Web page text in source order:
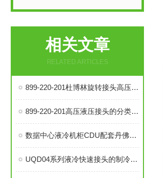
相关文章
RELATED ARTICLES
899-220-201杜博林旋转接头高压液压接头的安装、调试与维护技巧
899-220-201高压液压接头的分类和注意事项
数据中心液冷机柜CDU配套丹佛斯MBT3252 型温度传感器
UQD04系列液冷快速接头的制冷剂选择、冷却效率和可靠性分析